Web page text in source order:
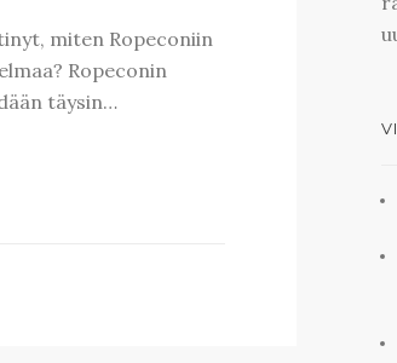
miten Ropeconiin
Ropeconin
täysin…